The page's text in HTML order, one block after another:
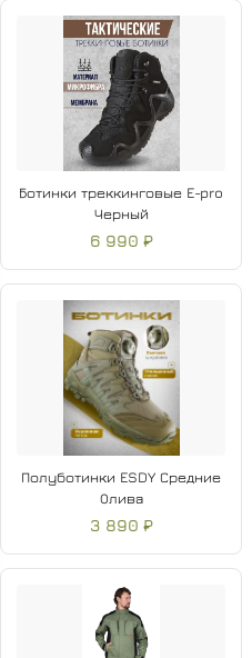
Ботинки треккинговые E-pro
Черный
6 990 ₽
Полуботинки ESDY Средние
Олива
3 890 ₽